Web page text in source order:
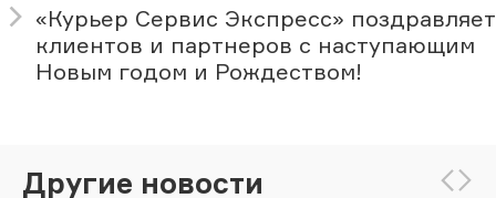
«Курьер Сервис Экспресс» поздравляет
клиентов и партнеров с наступающим
Новым годом и Рождеством!
Другие новости